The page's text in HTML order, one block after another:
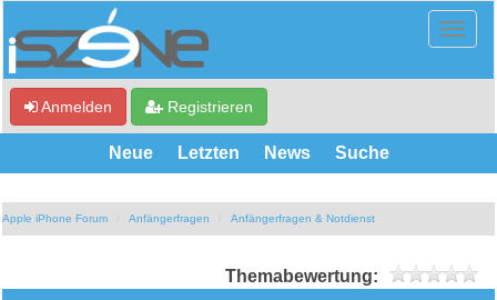
Anmelden Registrieren
Neue Letzten News Suche
Apple iPhone Forum Anfängerfragen Anfängerfragen & Notdienst
Themabewertung: